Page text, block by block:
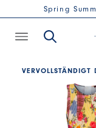
Spring
VERVOLLSTÄNDIGT